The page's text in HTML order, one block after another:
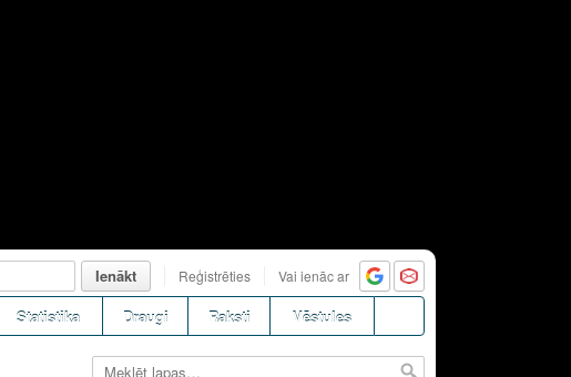
Ienākt Reģistrēties Vai ienāc ar
Statistika Draugi Raksti Vēstules